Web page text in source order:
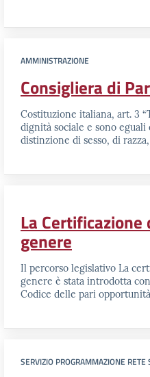
AMMINISTRAZIONE
Consigliera di
Costituzione italiana, art. 3
dignità sociale e sono eguali
distinzione di sesso, di
La
genere
Il percorso legislativo La
genere è stata introdotta
Codice delle pari
SERVIZIO PROGRAMMAZIONE RETE